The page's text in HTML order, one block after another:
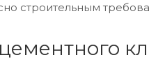
строительным